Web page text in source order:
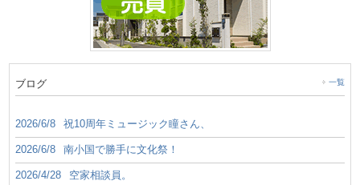
ブログ 一覧
2026/6/8 祝10周年ミュージック瞳さん、
2026/6/8 南小国で勝手に文化祭！
2026/4/28 空家相談員。